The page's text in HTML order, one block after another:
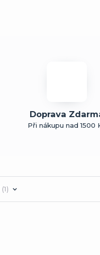
Doprava
Při nákupu nad 1500
1